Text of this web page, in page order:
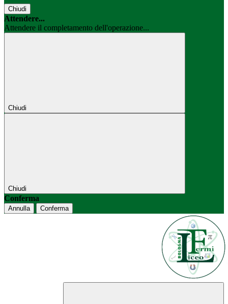
Chiudi
Attendere...
Attendere il completamento dell'operazione...
Chiudi
Chiudi
Conferma
Annulla Conferma